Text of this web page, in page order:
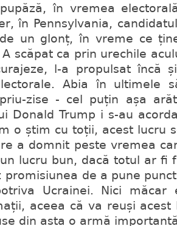
în vremea
în Pennsylvania,
un glonț, în vreme ce
scăpat ca prin urechile
l-a propulsat încă
Abia în ultimele
zise - cel puțin așa
Donald Trump i s-au
o știm cu toții, acest lucru
a domnit peste vremea
lucru bun, dacă totul ar fi
promisiunea de a pune
Ucrainei. Nici
aceea că va reuși
din asta o armă